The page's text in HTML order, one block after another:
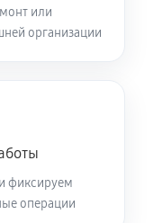
или
организации
фиксируем
операции